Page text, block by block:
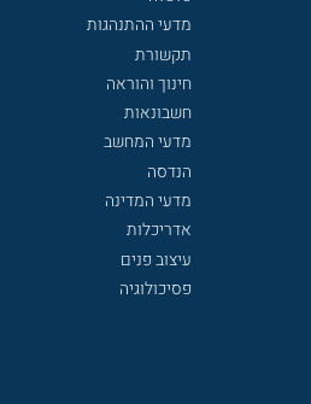
מדעי ההתנהגות
תקשורת
חינוך והוראה
חשבונאות
מדעי המחשב
הנדסה
מדעי המדינה
אדריכלות
עיצוב פנים
פסיכולוגיה